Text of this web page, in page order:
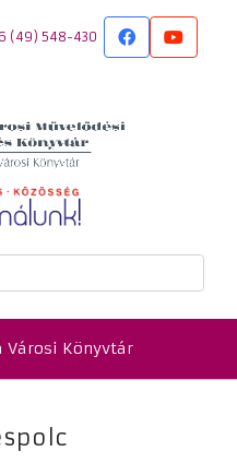
(49) 548-430
Városi Könyvtár